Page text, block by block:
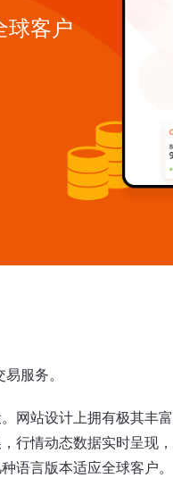
球客户
服务。
网站设计上拥有极其丰
行情动态数据实时呈现
语言版本适应全球客户。